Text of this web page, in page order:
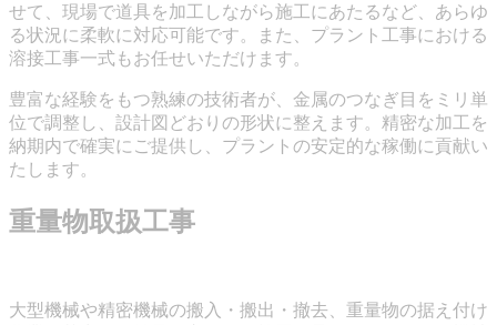
せて、現場で道具を加工しながら施工にあたるなど、あらゆ
る状況に柔軟に対応可能です。また、プラント工事における
溶接工事一式もお任せいただけます。
豊富な経験をもつ熟練の技術者が、金属のつなぎ目をミリ単
位で調整し、設計図どおりの形状に整えます。精密な加工を
納期内で確実にご提供し、プラントの安定的な稼働に貢献い
たします。
重量物取扱工事
大型機械や精密機械の搬入・搬出・撤去、重量物の据え付け